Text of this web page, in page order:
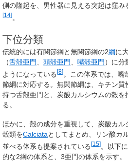
側の隆起を、男性器に見える突起は窪み
[14]。
下位分類
伝統的には有関節綱と無関節綱の2綱に
（舌殻亜門 頭殻亜門 嘴殻亜門 ）に分
ようになっている[8]。この体系では、嘴
節綱に対応する。無関節綱は、キチン
持つ舌殻亜門と、炭酸カルシウムの殻
る。
ほかに、殻の成分を重視して、炭酸カ
殻類をCalciataとしてまとめ、リン酸カ
並べる体系も提案されている [15] 。以下
的な2綱の体系と、3亜門の体系を示す。